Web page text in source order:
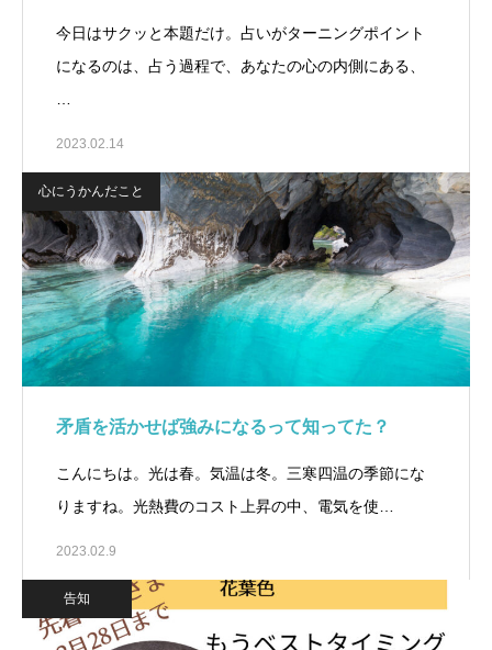
今日はサクッと本題だけ。占いがターニングポイント
になるのは、占う過程で、あなたの心の内側にある、
2023.02.14
心にうかんだこと
矛盾を活かせば強みになるって知ってた？
こんにちは。光は春。気温は冬。三寒四温の季節にな
りますね。光熱費のコスト上昇の中、電気を使…
2023.02.9
告知